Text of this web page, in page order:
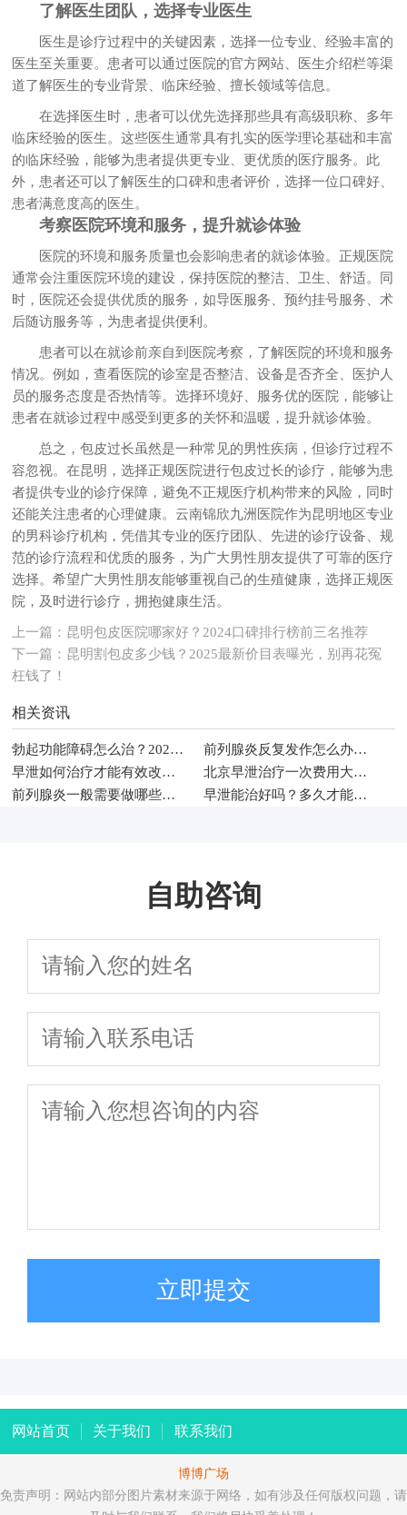
了解医生团队，选择专业医生
医生是诊疗过程中的关键因素，选择一位专业、经验丰富的
医生至关重要。患者可以通过医院的官方网站、医生介绍栏等渠
道了解医生的专业背景、临床经验、擅长领域等信息。
在选择医生时，患者可以优先选择那些具有高级职称、多年
临床经验的医生。这些医生通常具有扎实的医学理论基础和丰富
的临床经验，能够为患者提供更专业、更优质的医疗服务。此
外，患者还可以了解医生的口碑和患者评价，选择一位口碑好、
患者满意度高的医生。
考察医院环境和服务，提升就诊体验
医院的环境和服务质量也会影响患者的就诊体验。正规医院
通常会注重医院环境的建设，保持医院的整洁、卫生、舒适。同
时，医院还会提供优质的服务，如导医服务、预约挂号服务、术
后随访服务等，为患者提供便利。
患者可以在就诊前亲自到医院考察，了解医院的环境和服务
情况。例如，查看医院的诊室是否整洁、设备是否齐全、医护人
员的服务态度是否热情等。选择环境好、服务优的医院，能够让
患者在就诊过程中感受到更多的关怀和温暖，提升就诊体验。
总之，包皮过长虽然是一种常见的男性疾病，但诊疗过程不
容忽视。在昆明，选择正规医院进行包皮过长的诊疗，能够为患
者提供专业的诊疗保障，避免不正规医疗机构带来的风险，同时
还能关注患者的心理健康。云南锦欣九洲医院作为昆明地区专业
的男科诊疗机构，凭借其专业的医疗团队、先进的诊疗设备、规
范的诊疗流程和优质的服务，为广大男性朋友提供了可靠的医疗
选择。希望广大男性朋友能够重视自己的生殖健康，选择正规医
院，及时进行诊疗，拥抱健康生活。
上一篇： 昆明包皮医院哪家好？2024口碑排行榜前三名推荐
下一篇： 昆明割包皮多少钱？2025最新价目表曝光，别再花冤
枉钱了！
相关资讯
勃起功能障碍怎么治？2026年男科常见治疗方法与调理建议
前列腺炎反复发作怎么办？2026年男性科学治疗与日常护理指南
早泄如何治疗才能有效改善性生活时间
北京早泄治疗一次费用大概多少钱
前列腺炎一般需要做哪些检查项目
早泄能治好吗？多久才能恢复
自助咨询
立即提交
网站首页 关于我们 联系我们
博博广场
免责声明：网站内部分图片素材来源于网络，如有涉及任何版权问题，请